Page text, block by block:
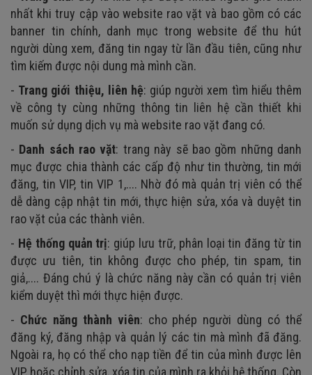
nhất khi truy cập vào website rao vặt và bao gồm có các
banner tin chính, danh mục trong website để thu hút
người dùng xem, đăng tin ngay từ lần đầu tiên, cũng như
tìm kiếm được nội dung mà mình cần.
- Trang giới thiệu, liên hệ: giúp người xem tìm hiểu thêm
về công ty cùng những thông tin liên hệ cần thiết khi
muốn sử dụng dịch vụ mà website rao vặt đang có.
- Danh sách rao vặt: trang này sẽ bao gồm những danh
mục được chia thành các cấp độ như tin thường, tin mới
đăng, tin VIP, tin VIP 1,.... Nhờ đó mà quản trị viên có thể
dễ dàng cập nhật tin mới, thực hiện sửa, xóa và duyệt tin
rao vặt của các thành viên.
- Hệ thống quản trị: giúp lưu trữ, phân loại tin đăng từ tin
được ưu tiên, tin không được cho phép, tin spam, tin
giả,.... Đáng chú ý là chức năng này cần có quản trị viên
kiểm duyệt thì mới thực hiện được.
- Chức năng thành viên: cho phép người dùng có thể
đăng ký, đăng nhập và quản lý các tin mà mình đã đăng.
Ngoài ra, họ có thể cho nạp tiền để tin của mình được lên
VIP, hoặc chỉnh sửa, xóa tin của mình ra khỏi hệ thống. Còn